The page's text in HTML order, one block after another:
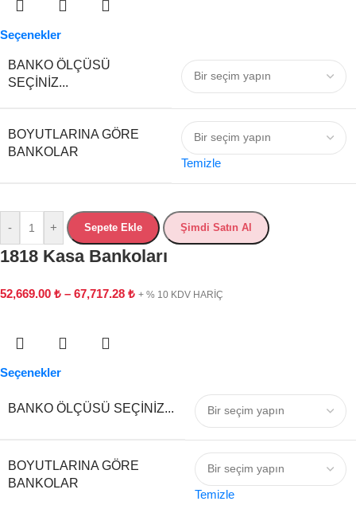
Seçenekler
BANKO ÖLÇÜSÜ
SEÇINIZ...
BOYUTLARINA GÖRE
BANKOLAR
Temizle
- + Sepete Ekle Şimdi Satın Al
1818 Kasa Bankoları
52,669.00 ₺ – 67,717.28 ₺ + % 10 KDV HARİÇ
Seçenekler
BANKO ÖLÇÜSÜ SEÇINIZ...
BOYUTLARINA GÖRE
BANKOLAR
Temizle